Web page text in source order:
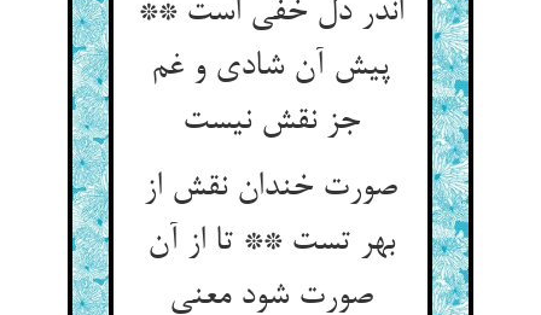
اندر دل خفی است **
پیش آن شادی و غم
جز نقش نیست‌‌
صورت خندان نقش از
بهر تست ** تا از آن
صورت شود معنی